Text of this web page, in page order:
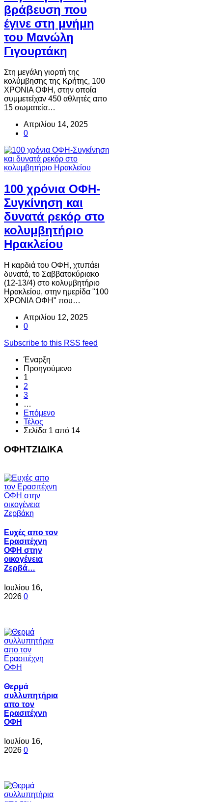
βράβευση που
έγινε στη μνήμη
του Μανώλη
Γιγουρτάκη
Στη μεγάλη γιορτή της
κολύμβησης της Κρήτης, 100
ΧΡΟΝΙΑ ΟΦΗ, στην οποία
συμμετείχαν 450 αθλητές απο
15 σωματεία…
Απριλίου 14, 2025
0
100 χρόνια ΟΦΗ-
Συγκίνηση και
δυνατά ρεκόρ στο
κολυμβητήριο
Ηρακλείου
Η καρδιά του ΟΦΗ, χτυπάει
δυνατά, το Σαββατοκύριακο
(12-13/4) στο κολυμβητήριο
Ηρακλείου, στην ημερίδα "100
ΧΡΟΝΙΑ ΟΦΗ" που…
Απριλίου 12, 2025
0
Subscribe to this RSS feed
Έναρξη
Προηγούμενο
1
2
3
…
Επόμενο
Τέλος
Σελίδα 1 από 14
ΟΦΗΤΖΙΔΙΚΑ
Ευχές απο τον
Ερασιτέχνη
ΟΦΗ στην
οικογένεια
Ζερβά…
Ιουλίου 16,
2026 0
Θερμά
συλλυπητήρια
απο τον
Ερασιτέχνη
ΟΦΗ
Ιουλίου 16,
2026 0